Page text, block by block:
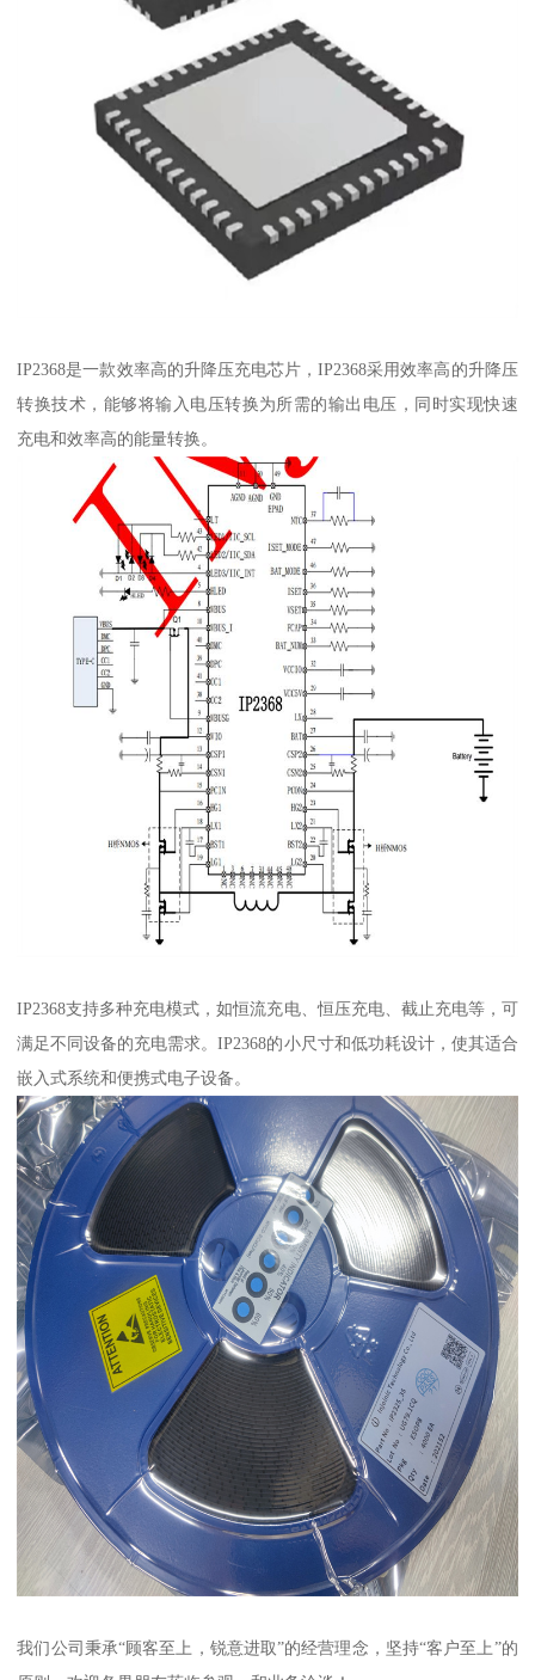
IP2368是一款效率高的升降压充电芯片，IP2368采用效率高的升降压
转换技术，能够将输入电压转换为所需的输出电压，同时实现快速
充电和效率高的能量转换。
IP2368支持多种充电模式，如恒流充电、恒压充电、截止充电等，可
满足不同设备的充电需求。IP2368的小尺寸和低功耗设计，使其适合
嵌入式系统和便携式电子设备。
我们公司秉承“顾客至上，锐意进取”的经营理念，坚持“客户至上”的